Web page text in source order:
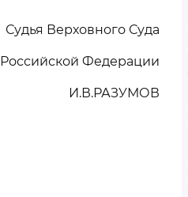
Судья Верховного Суда
Российской Федерации
И.В.РАЗУМОВ